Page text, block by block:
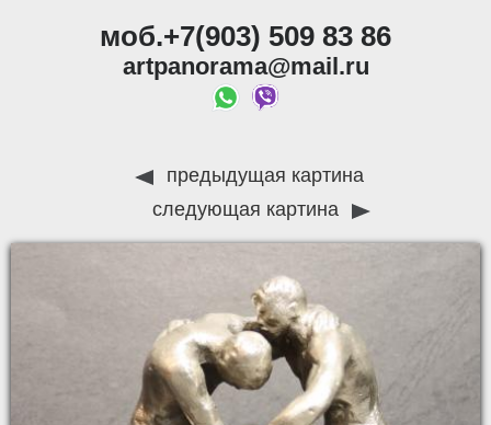
моб.+7(903) 509 83 86
artpanorama@mail.ru
предыдущая картина
следующая картина